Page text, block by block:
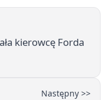
kierowcę Forda
Następny >>